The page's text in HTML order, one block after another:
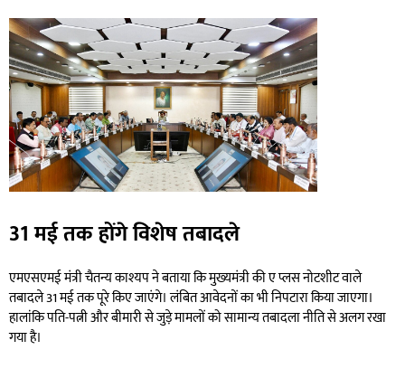
31 मई तक होंगे विशेष तबादले
एमएसएमई मंत्री चैतन्य काश्यप ने बताया कि मुख्यमंत्री की ए प्लस नोटशीट वाले
तबादले 31 मई तक पूरे किए जाएंगे। लंबित आवेदनों का भी निपटारा किया जाएगा।
हालांकि पति-पत्नी और बीमारी से जुड़े मामलों को सामान्य तबादला नीति से अलग रखा
गया है।